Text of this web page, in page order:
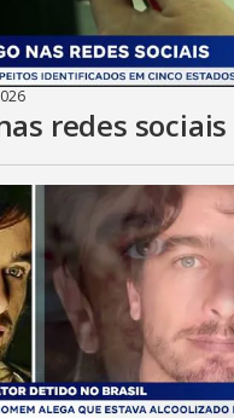
redes sociais